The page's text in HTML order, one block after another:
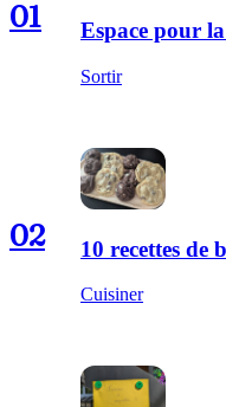
01 Espace pour
Sortir
02 10 recettes de
Cuisiner